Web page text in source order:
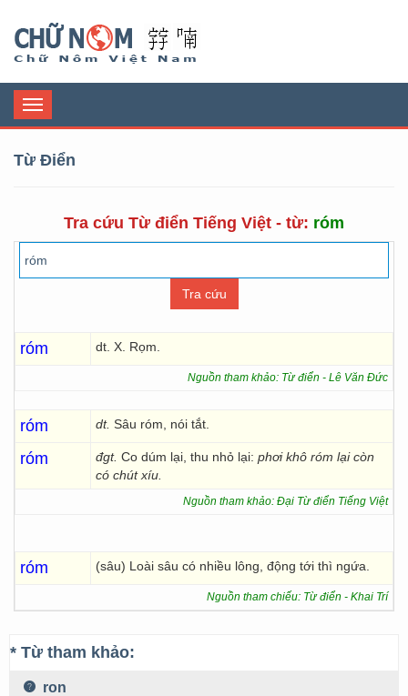
Toggle
navigation
Từ Điển
Tra cứu Từ điển Tiếng Việt - từ: róm
róm dt. X. Rọm.
Nguồn tham khảo: Từ điển - Lê Văn Đức
róm dt. Sâu róm, nói tắt.
róm đgt. Co dúm lại, thu nhỏ lại: phơi khô róm lại còn
có chút xíu.
Nguồn tham khảo: Đại Từ điển Tiếng Việt
róm (sâu) Loài sâu có nhiều lông, động tới thì ngứa.
Nguồn tham chiếu: Từ điển - Khai Trí
* Từ tham khảo:
ron